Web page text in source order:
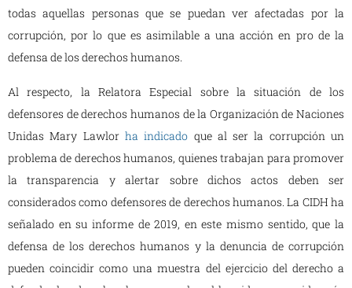
todas aquellas personas que se puedan ver afectadas por la
corrupción, por lo que es asimilable a una acción en pro de la
defensa de los derechos humanos.
Al respecto, la Relatora Especial sobre la situación de los
defensores de derechos humanos de la Organización de Naciones
Unidas Mary Lawlor ha indicado que al ser la corrupción un
problema de derechos humanos, quienes trabajan para promover
la transparencia y alertar sobre dichos actos deben ser
considerados como defensores de derechos humanos. La CIDH ha
señalado en su informe de 2019, en este mismo sentido, que la
defensa de los derechos humanos y la denuncia de corrupción
pueden coincidir como una muestra del ejercicio del derecho a